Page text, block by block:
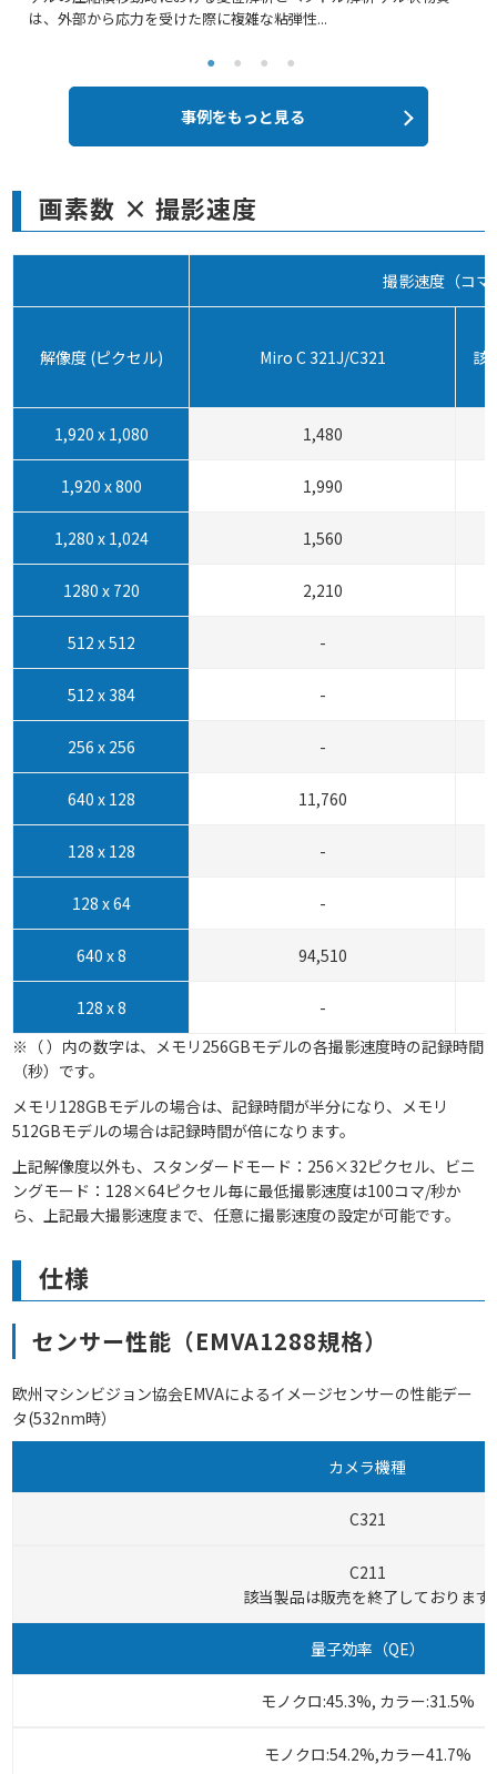
は、外部から応力を受けた際に複雑な粘弾性...
事例をもっと見る
画素数 × 撮影速度
撮影速度（コマ
解像度 (ピクセル) Miro C 321J/C321 該
1,920 x 1,080 1,480
1,920 x 800 1,990
1,280 x 1,024 1,560
1280 x 720 2,210
512 x 512 -
512 x 384 -
256 x 256 -
640 x 128 11,760
128 x 128 -
128 x 64 -
640 x 8 94,510
128 x 8
-
※（ ）内の数字は、メモリ256GBモデルの各撮影速度時の記録時間
（秒）です。
メモリ128GBモデルの場合は、記録時間が半分になり、メモリ
512GBモデルの場合は記録時間が倍になります。
上記解像度以外も、スタンダードモード：256×32ピクセル、ビニ
ングモード：128×64ピクセル毎に最低撮影速度は100コマ/秒か
ら、上記最大撮影速度まで、任意に撮影速度の設定が可能です。
仕様
センサー性能（EMVA1288規格）
欧州マシンビジョン協会EMVAによるイメージセンサーの性能デー
タ(532nm時）
カメラ機種
C321
C211
該当製品は販売を終了しております
量子効率（QE）
モノクロ:45.3%, カラー:31.5%
モノクロ:54.2%,カラー41.7%